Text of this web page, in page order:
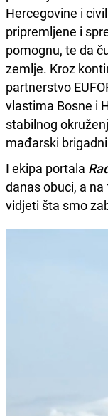
Hercegovine i
pripremljene i
pomognu, te da
zemlje. Kroz
partnerstvo
vlastima Bosne i
stabilnog
mađarski
I ekipa portala
danas obuci, a
vidjeti šta smo